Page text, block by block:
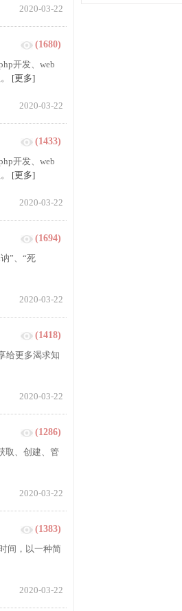
2020-03-22
(1680)
开发、web
[更多]
2020-03-22
(1433)
开发、web
[更多]
2020-03-22
(1694)
”、“死
2020-03-22
(1418)
给更多渴求知
2020-03-22
(1286)
取、创建、管
2020-03-22
(1383)
间，以一种简
2020-03-22